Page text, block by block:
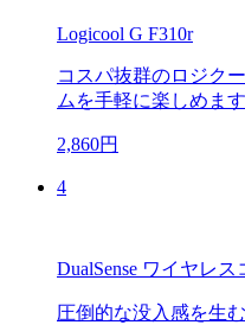
Logicool G F310r
コスパ抜群のロジク
ムを手軽に楽しめます
2,860円
4
DualSense ワイヤレ
圧倒的な没入感を生